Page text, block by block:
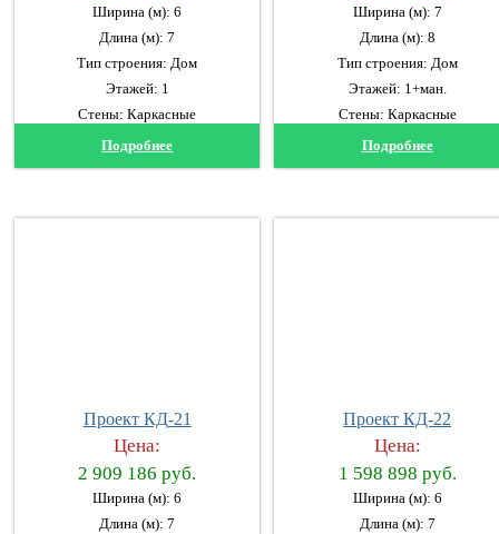
Ширина (м): 6
Длина (м): 7
Тип строения: Дом
Этажей: 1
Стены: Каркасные
Подробнее
Ширина (м): 7
Длина (м): 8
Тип строения: Дом
Этажей: 1+ман.
Стены: Каркасные
Подробнее
Проект КД-21
Цена:
2 909 186 руб.
Ширина (м): 6
Длина (м): 7
Проект КД-22
Цена:
1 598 898 руб.
Ширина (м): 6
Длина (м): 7